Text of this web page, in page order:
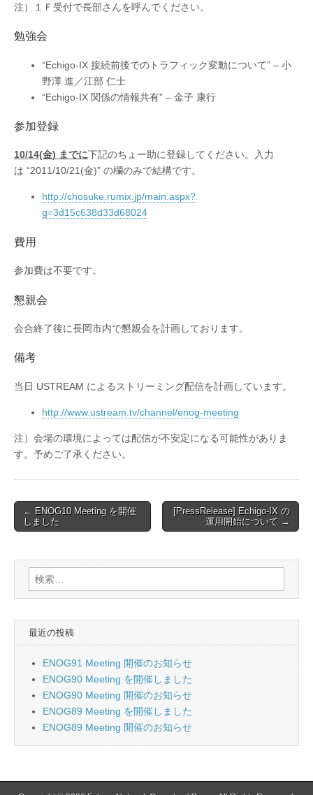
注）１Ｆ受付で長部さんを呼んでください。
勉強会
“Echigo-IX 接続前後でのトラフィック変動について” – 小
野澤 進／江部 仁士
“Echigo-IX 関係の情報共有” – 金子 康行
参加登録
10/14(金) までに下記のちょー助に登録してください。入力
は “2011/10/21(金)” の欄のみで結構です。
http://chosuke.rumix.jp/main.aspx?
g=3d15c638d33d68024
費用
参加費は不要です。
懇親会
会合終了後に長岡市内で懇親会を計画しております。
備考
当日 USTREAM によるストリーミング配信を計画しています。
http://www.ustream.tv/channel/enog-meeting
注）会場の環境によっては配信が不安定になる可能性がありま
す。予めご了承ください。
Post
navigation
← ENOG10 Meeting を開催
しました
[PressRelease] Echigo-IX の
運用開始について →
検
索:
最近の投稿
ENOG91 Meeting 開催のお知らせ
ENOG90 Meeting を開催しました
ENOG90 Meeting 開催のお知らせ
ENOG89 Meeting を開催しました
ENOG89 Meeting 開催のお知らせ